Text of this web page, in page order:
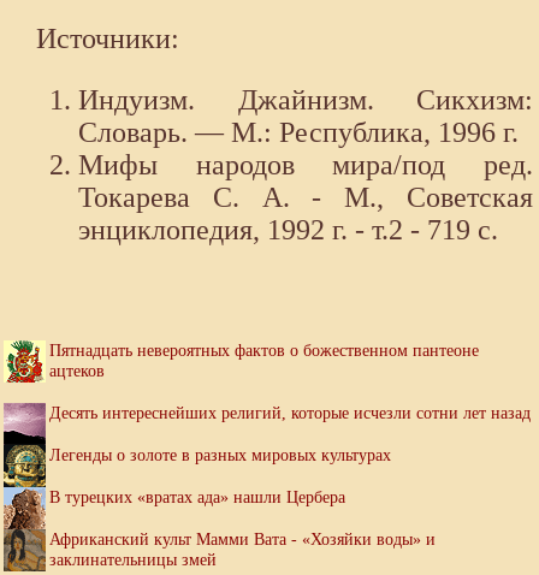
Источники:
Индуизм. Джайнизм. Сикхизм:
Словарь. — М.: Республика, 1996 г.
Мифы народов мира/под ред.
Токарева С. А. - М., Советская
энциклопедия, 1992 г. - т.2 - 719 с.
Пятнадцать невероятных фактов о божественном пантеоне
ацтеков
Десять интереснейших религий, которые исчезли сотни лет назад
Легенды о золоте в разных мировых культурах
В турецких «вратах ада» нашли Цербера
Африканский культ Мамми Вата - «Хозяйки воды» и
заклинательницы змей